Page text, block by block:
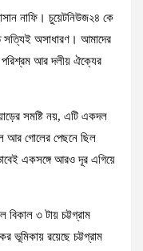
নাফি। চুয়েটনিউজ২৪ কে
সত্যিই অসাধারণ। আমাদের
পরিশ্রম আর দলীয় ঐক্যের
সমষ্টি নয়, এটি একদল
আর গোলের পেছনে ছিল
একসঙ্গে আরও দূর এগিয়ে
বিকাল ৩ টায় চট্টগ্রাম
ভূমিকায় রয়েছে চট্টগ্রাম